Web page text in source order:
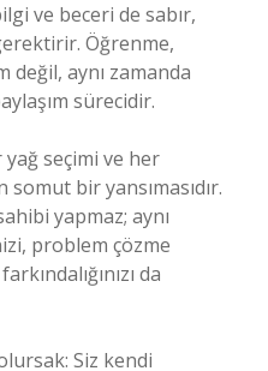
ve beceri de sabır,
Öğrenme,
değil, aynı zamanda
sürecidir.
seçimi ve her
somut bir yansımasıdır.
yapmaz; aynı
problem çözme
da
Siz kendi